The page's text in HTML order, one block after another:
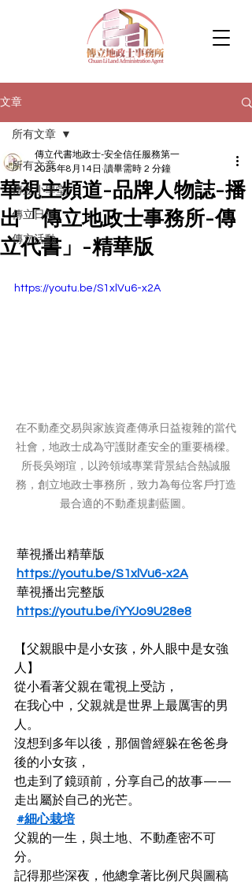
文章
所有文章
傳立小學堂
傳立日常
傳立活動
所有文章
華視主頻道-品牌人物誌-播
出「傳立地政士事務所-傳
立代書」-精華版
傳立代書地政士-安全信任服務第一
2025年8月14日 讀畢需時 2 分鐘
https://youtu.be/S1xlVu6-x2A
在不動產交易與家族資產傳承日益複雜的當代
社會，地政士成為守護財產安全的重要橋樑。
所長吳翊瑄，以跨領域專業背景結合熱誠服
務，創立地政士事務所，致力為每位客戶打造
最合適的不動產規劃藍圖。
華視播出精華版
https://youtu.be/S1xlVu6-x2A
華視播出完整版
https://youtu.be/iYYJo9U28e8
【父親眼中是小女孩，外人眼中是女強
人】
從小看著父親在電視上受訪，
在我心中，父親就是世界上最厲害的男
人。
沒想到多年以後，那個曾經躲在爸爸身
後的小女孩，
也走到了鏡頭前，分享自己的故事——
走出屬於自己的光芒。
#細心栽培
父親的一生，與土地、不動產密不可
分。
記得那些深夜，他總拿著比例尺與圖稿